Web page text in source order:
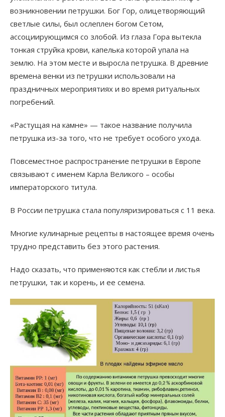
возникновении петрушки. Бог Гор, олицетворяющий
светлые силы, был ослеплен богом Сетом,
ассоциирующимся со злобой. Из глаза Гора вытекла
тонкая струйка крови, капелька которой упала на
землю. На этом месте и выросла петрушка. В древние
времена венки из петрушки использовали на
праздничных мероприятиях и во время ритуальных
погребений.
«Растущая на камне» — такое название получила
петрушка из-за того, что не требует особого ухода.
Повсеместное распространение петрушки в Европе
связывают с именем Карла Великого – особы
императорского титула.
В России петрушка стала популяризироваться с 11 века.
Многие кулинарные рецепты в настоящее время очень
трудно представить без этого растения.
Надо сказать, что применяются как стебли и листья
петрушки, так и корень, и ее семена.